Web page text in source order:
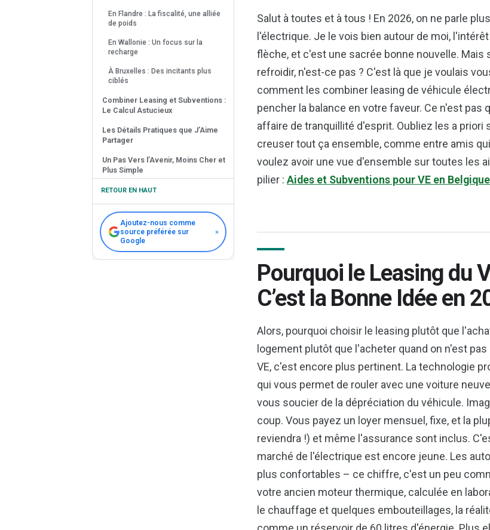
En Flandre : La fiscalité, une alliée
de poids
En Wallonie : Un focus sur la
recharge
À Bruxelles : Des incitants plus
ciblés
Combiner Leasing et Subventions :
Le Calcul Astucieux
Les Détails Pratiques que J’Aime
Partager
Un Pas Vers l’Avenir, Moins Cher et
Plus Simple
RETOUR EN HAUT
Ajoutez-nous comme
source préférée sur
Google
»
Salut à toutes et à tous ! En 2026, on ne parle
l'électrique. Je le vois bien autour de moi,
flèche, et c'est une sacrée bonne nouvelle.
refroidir, n'est-ce pas ? C'est là que je voulais
comment les combiner leasing de véhicule
pencher la balance en votre faveur. Ce n'est
affaire de tranquillité d'esprit. Oubliez les a priori
creuser tout ça ensemble, comme entre amis
voulez avoir une vue d'ensemble sur toutes les
pilier : Aides et Subventions pour VE en Belgique
Pourquoi le Leasing du
C’est la Bonne Idée en
Alors, pourquoi choisir le leasing plutôt que
logement plutôt que l'acheter quand on n'est
VE, c'est encore plus pertinent. La technologie
qui vous permet de rouler avec une voiture
vous soucier de la dépréciation du véhicule.
coup. Vous payez un loyer mensuel, fixe, et la
reviendra !) et même l'assurance sont inclus.
marché de l'électrique est encore jeune. Les
plus confortables – ce chiffre, c'est un peu
votre ancien moteur thermique, calculée en
le chauffage et quelques embouteillages, la